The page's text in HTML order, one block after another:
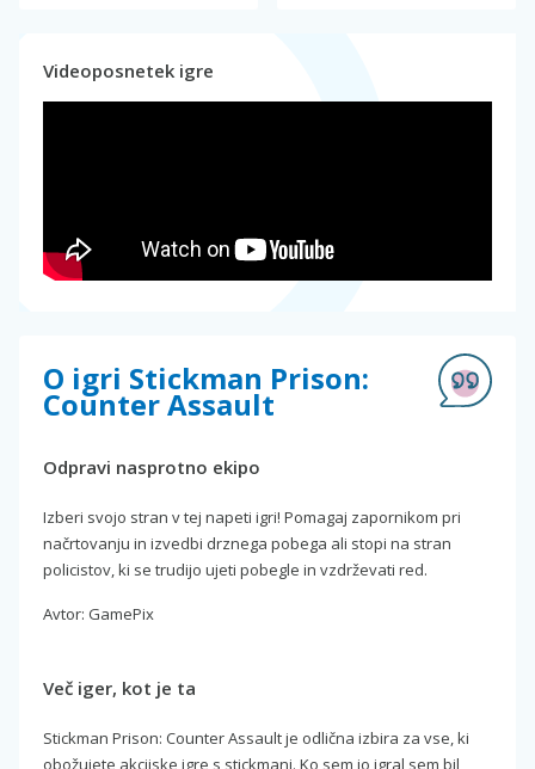
Videoposnetek igre
O igri Stickman Prison:
Counter Assault
Odpravi nasprotno ekipo
Izberi svojo stran v tej napeti igri! Pomagaj zapornikom pri
načrtovanju in izvedbi drznega pobega ali stopi na stran
policistov, ki se trudijo ujeti pobegle in vzdrževati red.
Avtor: GamePix
Več iger, kot je ta
Stickman Prison: Counter Assault je odlična izbira za vse, ki
obožujete akcijske igre s stickmani. Ko sem jo igral sem bil